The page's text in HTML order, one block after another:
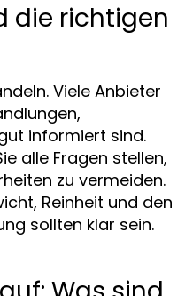
die richtigen
Viele Anbieter
informiert sind.
alle Fragen stellen,
zu vermeiden.
Reinheit und den
sollten klar sein.